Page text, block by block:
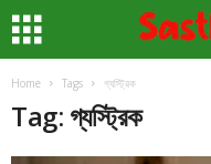
Home Tags গ্যস্ট্রিক
Tag: গ্যস্ট্রিক